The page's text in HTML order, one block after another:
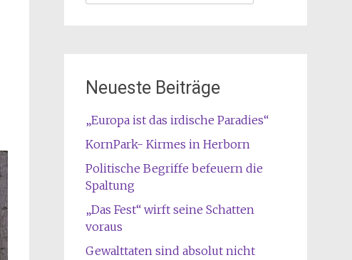
Neueste Beiträge
„Europa ist das irdische Paradies“
KornPark- Kirmes in Herborn
Politische Begriffe befeuern die
Spaltung
„Das Fest“ wirft seine Schatten
voraus
Gewalttaten sind absolut nicht